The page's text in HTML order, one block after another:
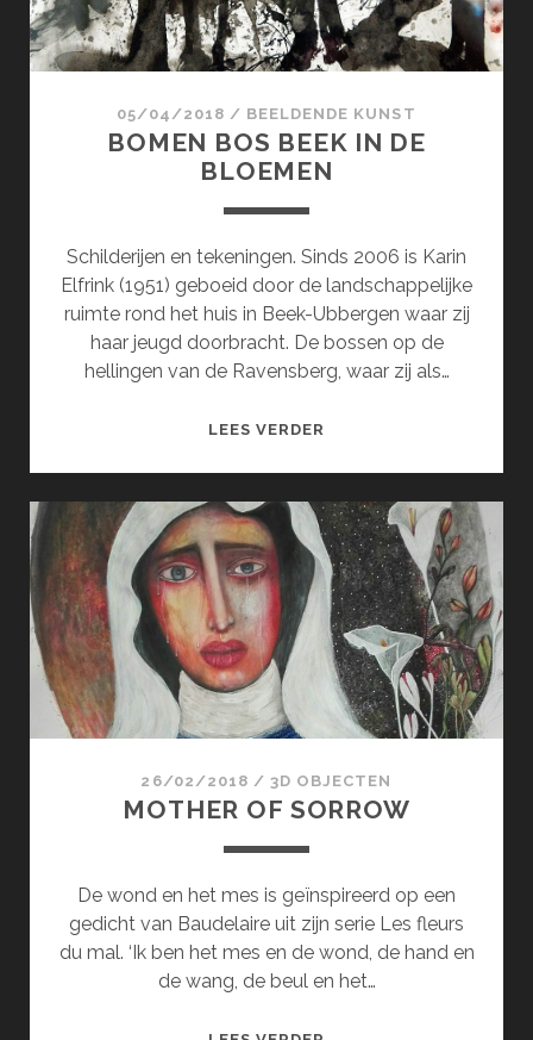
05/04/2018 / BEELDENDE KUNST
BOMEN BOS BEEK IN DE
BLOEMEN
Schilderijen en tekeningen. Sinds 2006 is Karin
Elfrink (1951) geboeid door de landschappelijke
ruimte rond het huis in Beek-Ubbergen waar zij
haar jeugd doorbracht. De bossen op de
hellingen van de Ravensberg, waar zij als…
LEES VERDER
IN
DE
BLOEMEN
26/02/2018 /3D OBJECTEN
MOTHER OF SORROW
De wond en het mes is geïnspireerd op een
gedicht van Baudelaire uit zijn serie Les fleurs
du mal. ‘Ik ben het mes en de wond, de hand en
de wang, de beul en het…